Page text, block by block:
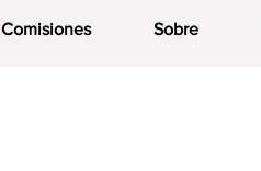
Comisiones Sobre